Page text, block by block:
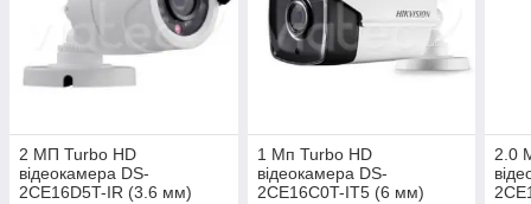
2 МП Turbo HD
відеокамера DS-
2CE16D5T-IR (3.6 мм)
1 Мп Turbo HD
відеокамера DS-
2CE16C0T-IT5 (6 мм)
2.0